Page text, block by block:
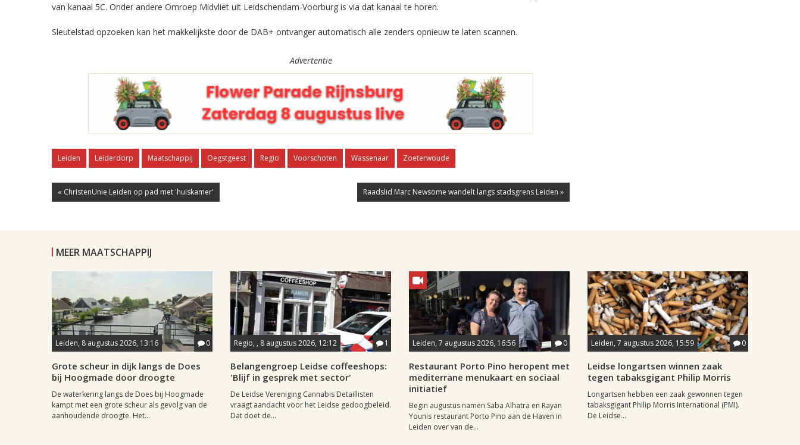
van kanaal 5C. Onder andere Omroep Midvliet uit Leidschendam-Voorburg is via dat kanaal te horen.
Sleutelstad opzoeken kan het makkelijkste door de DAB+ ontvanger automatisch alle zenders opnieuw te laten scannen.
Advertentie
Leiden Leiderdorp Maatschappij Oegstgeest Regio Voorschoten Wassenaar Zoeterwoude
« ChristenUnie Leiden op pad met 'huiskamer' Raadslid Marc Newsome wandelt langs stadsgrens Leiden »
MEER MAATSCHAPPIJ
Leiden, 8 augustus 2026, 13:16 0
Grote scheur in dijk langs de Does
bij Hoogmade door droogte
De waterkering langs de Does bij Hoogmade
kampt met een grote scheur als gevolg van de
aanhoudende droogte. Het...
Regio, , 8 augustus 2026, 12:12 1
Belangengroep Leidse coffeeshops:
'Blijf in gesprek met sector'
De Leidse Vereniging Cannabis Detaillisten
vraagt aandacht voor het Leidse gedoogbeleid.
Dat doet de...
Leiden, 7 augustus 2026, 16:56 0
Restaurant Porto Pino heropent met
mediterrane menukaart en sociaal
initiatief
Begin augustus namen Saba Alhatra en Rayan
Younis restaurant Porto Pino aan de Haven in
Leiden over van de...
Leiden, 7 augustus 2026, 15:59 0
Leidse longartsen winnen zaak
tegen tabaksgigant Philip Morris
Longartsen hebben een zaak gewonnen tegen
tabaksgigant Philip Morris International (PMI).
De Leidse...